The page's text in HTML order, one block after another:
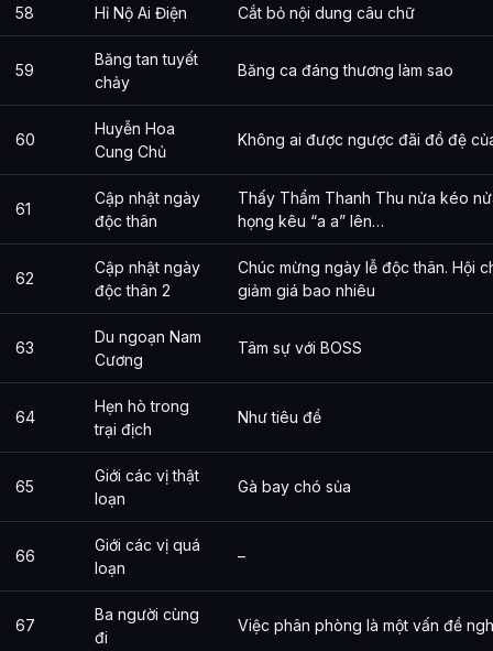
58 Hỉ Nộ Ai Điện Cắt bỏ nội dung câu chữ
59
Băng tan tuyết
chảy
Băng ca đáng thương làm sao
60
Huyễn Hoa
Cung Chủ
Không ai được ngược đãi đồ đệ
61
Cập nhật ngày
độc thân
Thấy Thẩm Thanh Thu nửa kéo
họng kêu “a a” lên…
62
Cập nhật ngày
độc thân 2
Chúc mừng ngày lễ độc thân. Hội
giảm giá bao nhiêu
63
Du ngoạn Nam
Cương
Tâm sự với BOSS
64
Hẹn hò trong
trại địch
Như tiêu đề
65
Giới các vị thật
loạn
Gà bay chó sủa
66
Giới các vị quá
loạn
–
67
Ba người cùng
đi
Việc phân phòng là một vấn đề